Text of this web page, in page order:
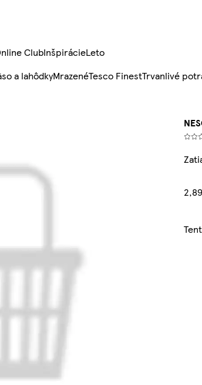
ClubInšpirácieLeto
a lahôdkyMrazenéTesco FinestTrvanlivé